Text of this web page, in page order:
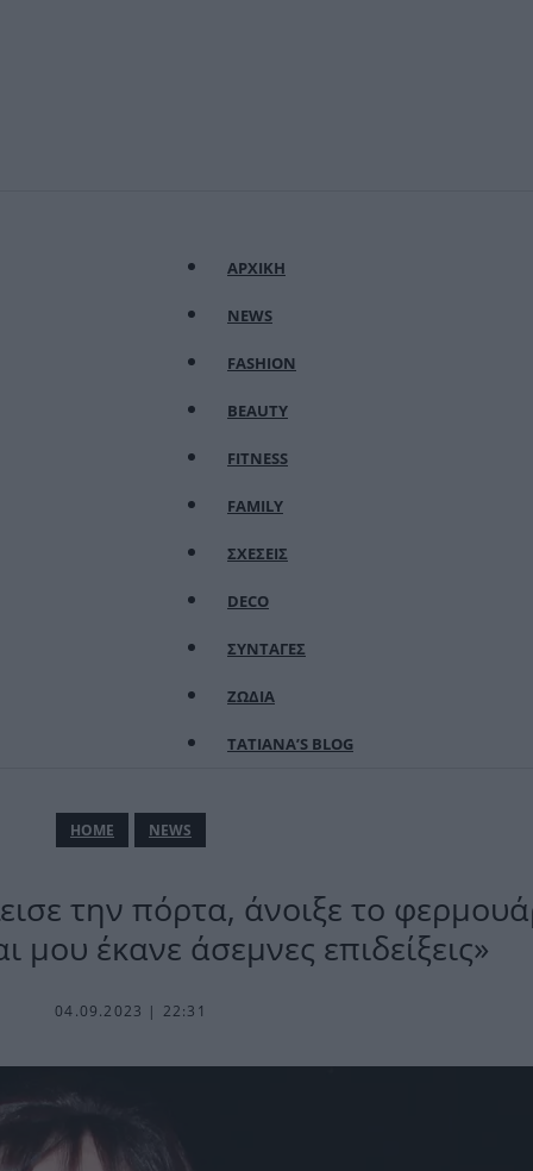
ΑΡΧΙΚΗ
NEWS
FASHION
BEAUTY
FITNESS
FAMILY
ΣΧΕΣΕΙΣ
DECO
ΣΥΝΤΑΓΕΣ
ΖΩΔΙΑ
TATIANA’S BLOG
ΗΟΜΕ NEWS
την πόρτα, άνοιξε το
μου έκανε άσεμνες επιδείξεις»
04.09.2023 | 22:31